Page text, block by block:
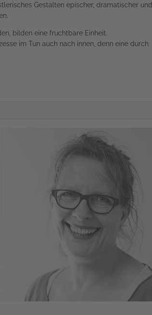
Gestalten epischer, dramatischer und
bilden eine fruchtbare Einheit.
im Tun auch nach innen, denn eine durch